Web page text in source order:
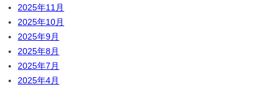
2025年11月
2025年10月
2025年9月
2025年8月
2025年7月
2025年4月